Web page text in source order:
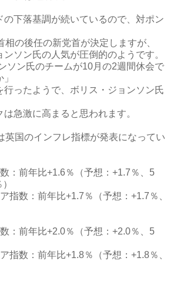
の下落基調が続いているので、対ポン
の後任の新党首が決定しますが、
ソン氏の人気が圧倒的のようです。
ソン氏のチームが10月の2週間休会で
行ったようで、ボリス・ジョンソン氏
急激に高まると思われます。
英国のインフレ指標が発表になってい
：前年比+1.6％（予想：+1.7％、5
指数：前年比+1.7％（予想：+1.7％、
：前年比+2.0％（予想：+2.0％、5
指数：前年比+1.8％（予想：+1.8％、